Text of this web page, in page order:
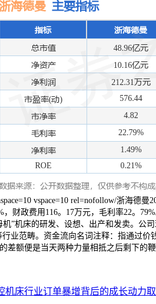
vspace=10 rel=nofollow/浙海
财政费用116。17万元，毛利率22。
”机床的研发、设想、出产和发卖。
业范畴。资金流向名词注释：指通过
额便是当天两种力量相抵之后剩下
机床行业订单暴增背后的成长动力